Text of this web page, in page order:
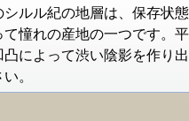
ルル紀の地層は、保存状
憧れの産地の一つです。
によって渋い陰影を作り
。